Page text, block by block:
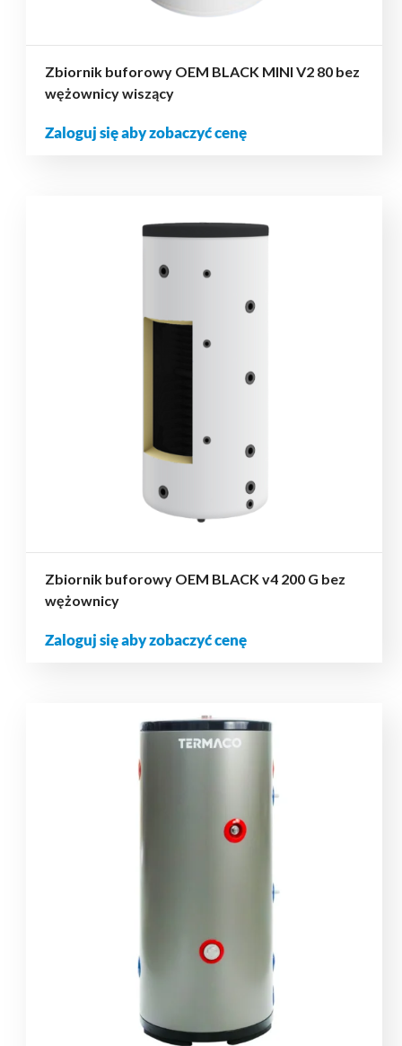
Zbiornik buforowy OEM BLACK MINI V2 80 bez
wężownicy wiszący
Zaloguj się aby zobaczyć cenę
Zbiornik buforowy OEM BLACK v4 200 G bez
wężownicy
Zaloguj się aby zobaczyć cenę